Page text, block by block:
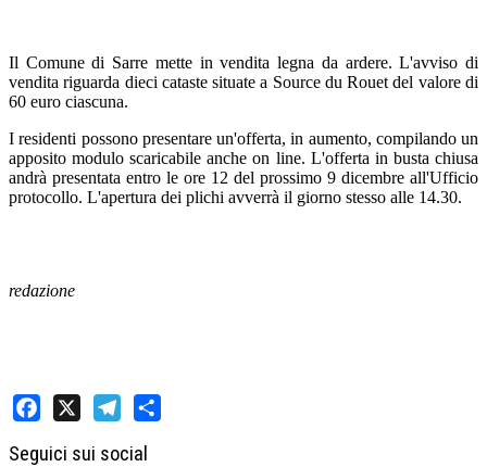
Il Comune di Sarre mette in vendita legna da ardere. L'avviso di
vendita riguarda dieci cataste situate a Source du Rouet del valore di
60 euro ciascuna.
I residenti possono presentare un'offerta, in aumento, compilando un
apposito modulo scaricabile anche on line. L'offerta in busta chiusa
andrà presentata entro le ore 12 del prossimo 9 dicembre all'Ufficio
protocollo. L'apertura dei plichi avverrà il giorno stesso alle 14.30.
redazione
Seguici sui social